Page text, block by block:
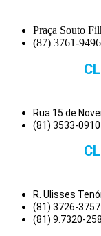
Praça Souto
(87) 3761-9496
Rua 15 de
(81) 3533-0910
R. Ulisses
(81) 3726-3757
(81) 9.7320-